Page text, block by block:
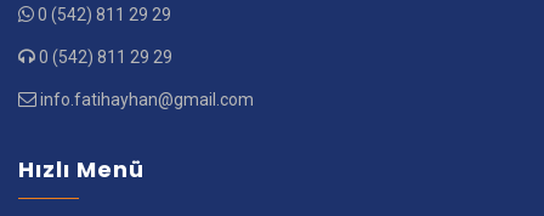
0 (542) 811 29 29
0 (542) 811 29 29
info.fatihayhan@gmail.com
Hızlı Menü